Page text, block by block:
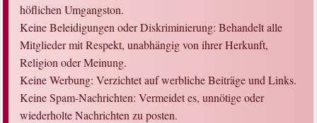
höflichen Umgangston.
Keine Beleidigungen oder Diskriminierung: Behandelt alle
Mitglieder mit Respekt, unabhängig von ihrer Herkunft,
Religion oder Meinung.
Keine Werbung: Verzichtet auf werbliche Beiträge und Links.
Keine Spam-Nachrichten: Vermeidet es, unnötige oder
wiederholte Nachrichten zu posten.